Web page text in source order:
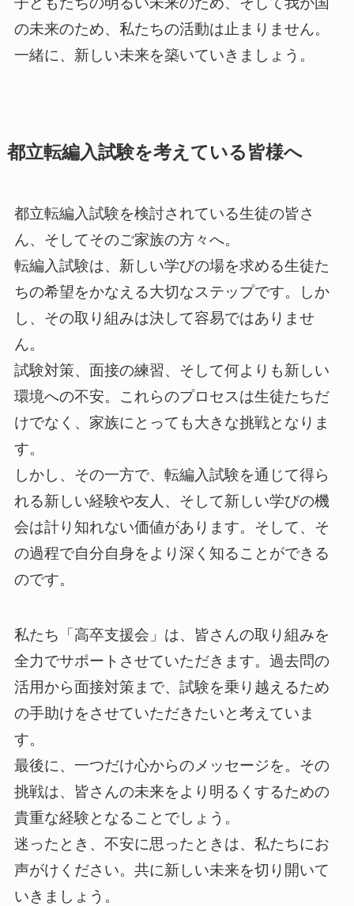
の未来のため、私たちの活動は止まりません。
一緒に、新しい未来を築いていきましょう。
都立転編入試験を考えている皆様へ
都立転編入試験を検討されている生徒の皆さ
ん、そしてそのご家族の方々へ。
転編入試験は、新しい学びの場を求める生徒た
ちの希望をかなえる大切なステップです。しか
し、その取り組みは決して容易ではありませ
ん。
試験対策、面接の練習、そして何よりも新しい
環境への不安。これらのプロセスは生徒たちだ
けでなく、家族にとっても大きな挑戦となりま
す。
しかし、その一方で、転編入試験を通じて得ら
れる新しい経験や友人、そして新しい学びの機
会は計り知れない価値があります。そして、そ
の過程で自分自身をより深く知ることができる
のです。
私たち「高卒支援会」は、皆さんの取り組みを
全力でサポートさせていただきます。過去問の
活用から面接対策まで、試験を乗り越えるため
の手助けをさせていただきたいと考えていま
す。
最後に、一つだけ心からのメッセージを。その
挑戦は、皆さんの未来をより明るくするための
貴重な経験となることでしょう。
迷ったとき、不安に思ったときは、私たちにお
声がけください。共に新しい未来を切り開いて
いきましょう。